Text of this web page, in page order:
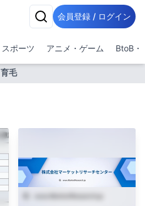
会員登録 / ログイン
スポーツ アニメ・ゲーム BtoB・
育毛